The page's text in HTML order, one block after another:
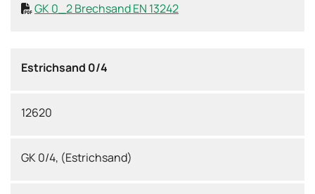
GK 0_2 Brechsand EN 13242
Estrichsand 0/4
12620
GK 0/4, (Estrichsand)